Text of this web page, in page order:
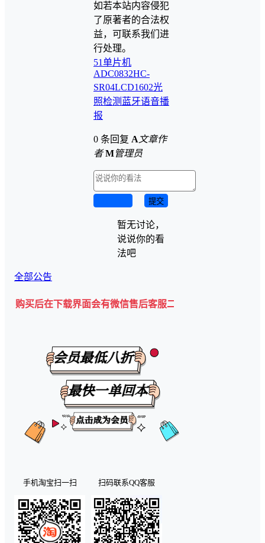
如若本站内容侵犯
了原著者的合法权
益，可联系我们进
行处理。
51单片机
ADC0832HC-
SR04LCD1602光
照检测 蓝牙语音播
报
0 条回复 A 文章作
者 M管理员
提交
暂无讨论，
说说你的看
法吧
全部公告
在下载界面会有微信售后客服二维码💡
手机淘宝扫一扫 扫码联系QQ客服